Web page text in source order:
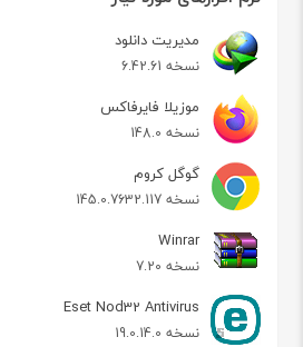
مدیریت دانلود
نسخه 6.42.61
موزیلا فایرفاکس
نسخه 148.0
گوگل کروم
نسخه 145.0.7632.117
Winrar
نسخه 7.20
Eset Nod32 Antivirus
نسخه 19.0.14.0